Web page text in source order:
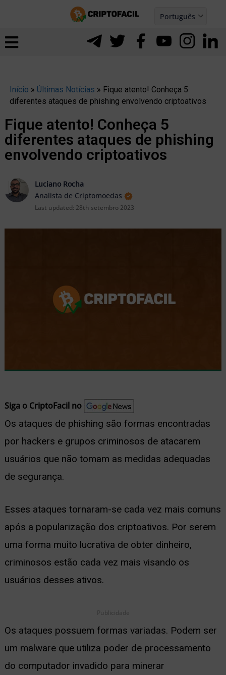
Português
Español
Início » Últimas Notícias » Fique atento! Conheça 5
diferentes ataques de phishing envolvendo criptoativos
Fique atento! Conheça 5
diferentes ataques de phishing
envolvendo criptoativos
Luciano Rocha
Analista de Criptomoedas
Last updated: 28th setembro 2023
Siga o CriptoFacil no
Os ataques de phishing são formas encontradas
por hackers e grupos criminosos de atacarem
usuários que não tomam as medidas adequadas
de segurança.
Esses ataques tornaram-se cada vez mais comuns
após a popularização dos criptoativos. Por serem
uma forma muito lucrativa de obter dinheiro,
criminosos estão cada vez mais visando os
usuários desses ativos.
Publicidade
Os ataques possuem formas variadas. Podem ser
um malware que utiliza poder de processamento
do computador invadido para minerar